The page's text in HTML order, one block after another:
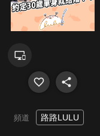
頻道 路路LULU